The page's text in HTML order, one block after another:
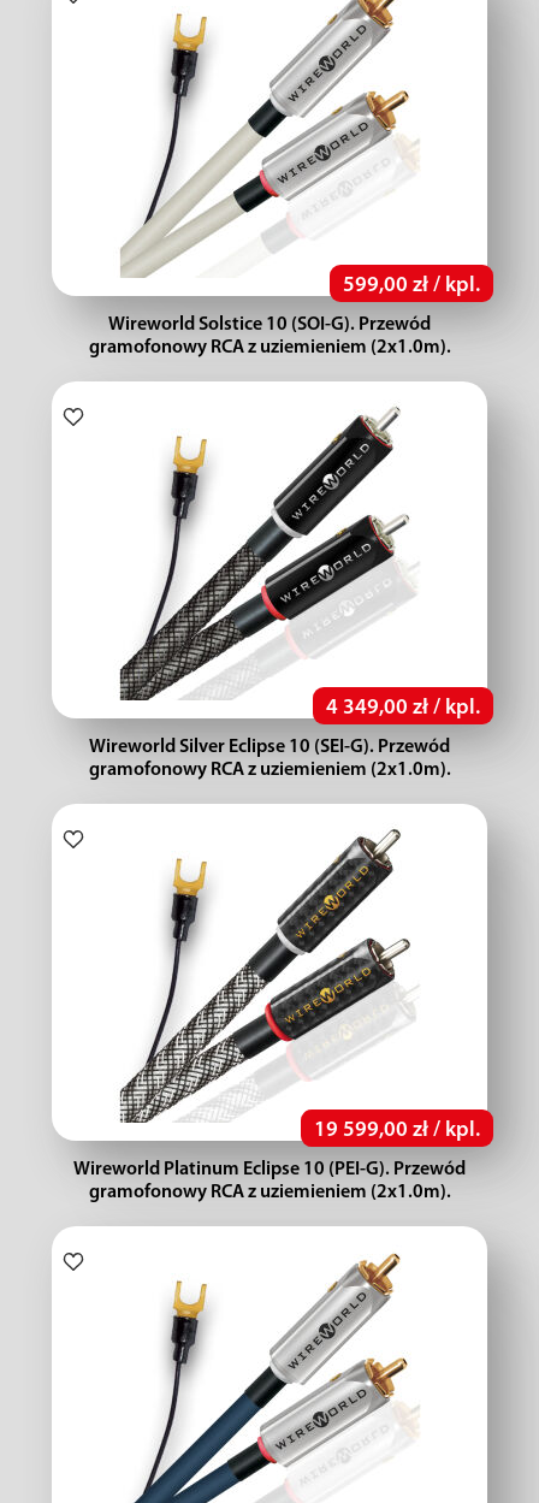
599,00 zł / kpl.
Wireworld Solstice 10 (SOI-G). Przewód
gramofonowy RCA z uziemieniem (2x1.0m).
4 349,00 zł / kpl.
Wireworld Silver Eclipse 10 (SEI-G). Przewód
gramofonowy RCA z uziemieniem (2x1.0m).
19 599,00 zł / kpl.
Wireworld Platinum Eclipse 10 (PEI-G). Przewód
gramofonowy RCA z uziemieniem (2x1.0m).